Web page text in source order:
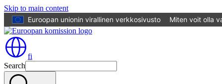
Skip to main content
Euroopan unionin virallinen verkkosivusto
Miten voit olla
fi
Search